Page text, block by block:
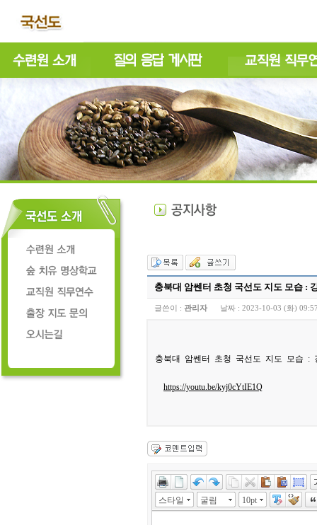
충북대 암쎈터 초청 국선도 지도 모습 :
글쓴이 : 관리자 날짜 : 2023-10-03 (화)
충북대 암쎈터 초청 국선도 지도 모습 :
https://youtu.be/kyj0cYtIE1Q
스타일 굴림 10pt